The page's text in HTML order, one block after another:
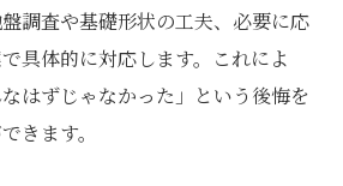
戒区域での基礎工事の工夫とは
らできる地盤リスク対策事例
ップと連動した基礎工事の進め
調査や基礎形状の工夫、必要に応
具体的に対応します。これによ
はずじゃなかった」という後悔を
きます。